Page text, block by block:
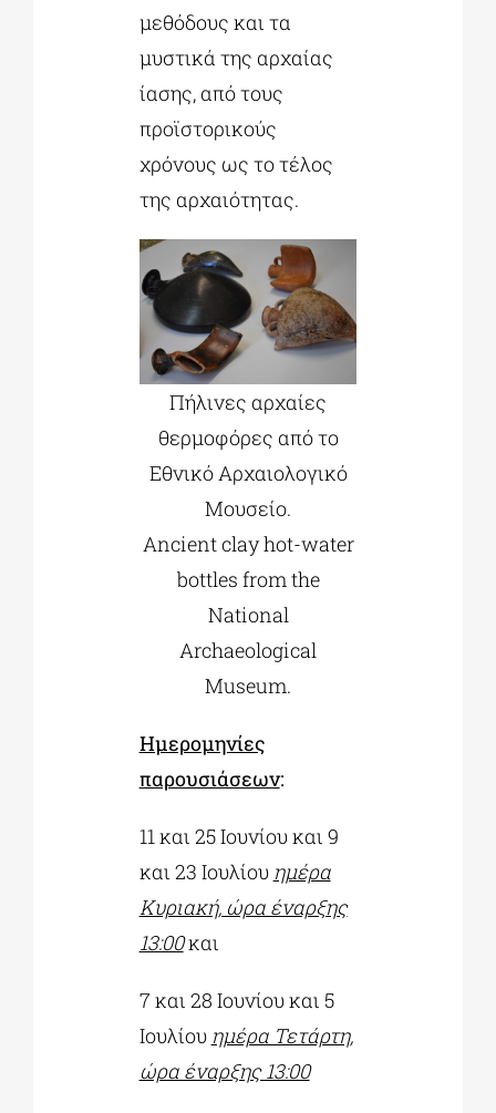
μεθόδους και τα
μυστικά της αρχαίας
ίασης, από τους
προϊστορικούς
χρόνους ως το τέλος
της αρχαιότητας.
Πήλινες αρχαίες
θερμοφόρες από το
Εθνικό Αρχαιολογικό
Μουσείο.
Ancient clay hot-water
bottles from the
National
Archaeological
Museum.
Ημερομηνίες
παρουσιάσεων:
11 και 25 Ιουνίου και 9
και 23 Ιουλίου ημέρα
Κυριακή, ώρα έναρξης
13:00και
7 και 28 Ιουνίου και 5
Ιουλίου ημέρα Τετάρτη,
ώρα έναρξης 13:00